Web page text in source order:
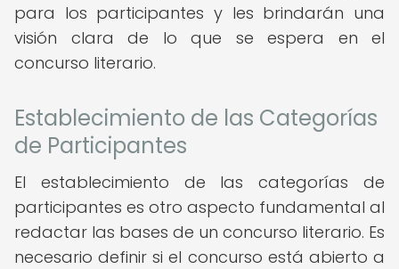
para los participantes y les brindarán una
visión clara de lo que se espera en el
concurso literario.
Establecimiento de las Categorías
de Participantes
El establecimiento de las categorías de
participantes es otro aspecto fundamental al
redactar las bases de un concurso literario. Es
necesario definir si el concurso está abierto a